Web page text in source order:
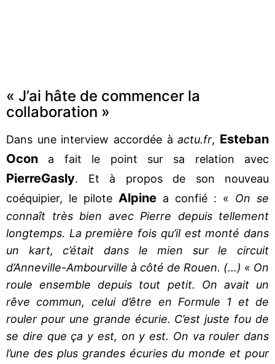
« J’ai hâte de commencer la
collaboration »
Dans une interview accordée àactu.fr, Esteban
Ocon a fait le point sur sa relation avec
PierreGasly. Et à propos de son nouveau
coéquipier, le pilote Alpine a confié : « On se
connaît très bien avec Pierre depuis tellement
longtemps. La première fois qu’il est monté dans
un kart, c’était dans le mien sur le circuit
d’Anneville-Ambourville à côté de Rouen. (...) « On
roule ensemble depuis tout petit. On avait un
rêve commun, celui d’être en Formule 1 et de
rouler pour une grande écurie. C’est juste fou de
se dire que ça y est, on y est. On va rouler dans
l’une des plus grandes écuries du monde et pour